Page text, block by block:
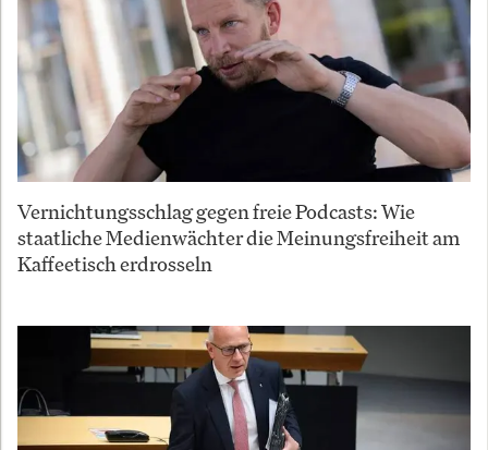
Vernichtungsschlag gegen freie Podcasts: Wie
staatliche Medienwächter die Meinungsfreiheit am
Kaffeetisch erdrosseln